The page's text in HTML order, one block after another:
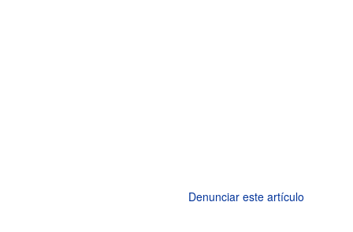
Denunciar este artículo